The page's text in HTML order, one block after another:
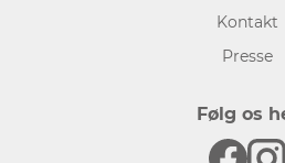
Kontakt
Presse
Følg os